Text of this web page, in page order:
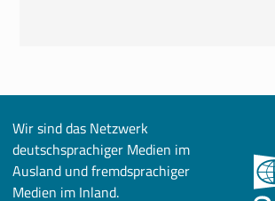
Wir sind das Netzwerk
deutschsprachiger Medien im
Ausland und fremdsprachiger
Medien im Inland.